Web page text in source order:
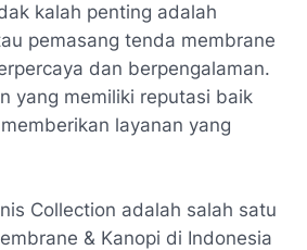
kalah penting adalah
pemasang tenda membrane
dan berpengalaman.
yang memiliki reputasi baik
layanan yang
Collection adalah salah satu
& Kanopi di Indonesia